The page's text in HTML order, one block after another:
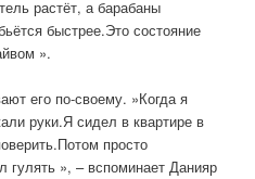
растёт, а барабаны
быстрее.Это состояние
».
его по-своему. »Когда я
руки.Я сидел в квартире в
просто
», – вспоминает Данияр